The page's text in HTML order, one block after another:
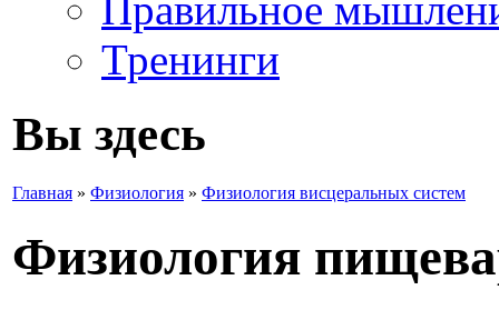
Тренинги
Вы здесь
Главная » Физиология » Физиология висцеральных систем
Физиология